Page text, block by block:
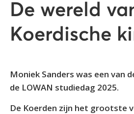
De wereld
Koerdische
Moniek Sanders was een van
de LOWAN studiedag 2025.
De Koerden zijn het grootste